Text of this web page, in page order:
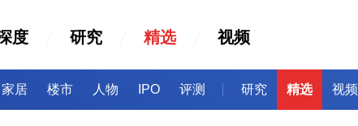
度 研究 精选 视频
家居 楼市 人物 IPO 评测 研究 精选 视频